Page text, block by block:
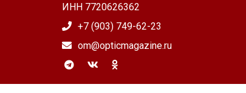
ИНН 7720626362
+7 (903) 749-62-23
om@opticmagazine.ru